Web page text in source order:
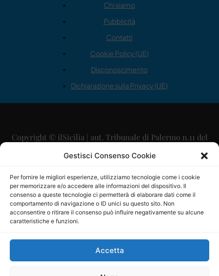
Gestisci Consenso Cookie
Per fornire le migliori esperienze, utilizziamo tecnologie come i cookie
per memorizzare e/o accedere alle informazioni del dispositivo. Il
consenso a queste tecnologie ci permetterà di elaborare dati come il
comportamento di navigazione o ID unici su questo sito. Non
acconsentire o ritirare il consenso può influire negativamente su alcune
caratteristiche e funzioni.
Accetta
Chi siamo
Pubblicità
Contatti
Cookie Policy (UE)
Disconoscimento
Dichiarazione sulla Privacy (UE)
Copyright © ilSicilia | aut. Tribunale di Palermo n.11 del
29/09/2015
Direttore Editoriale: Maurizio Scaglione
Direttore Responsabile: Maria Calabrese
P.IVA: 06334930820
Mercurio Comunicazione Società Cooperativa a r.l. è
iscritta al Registro degli Operatori di Comunicazione al